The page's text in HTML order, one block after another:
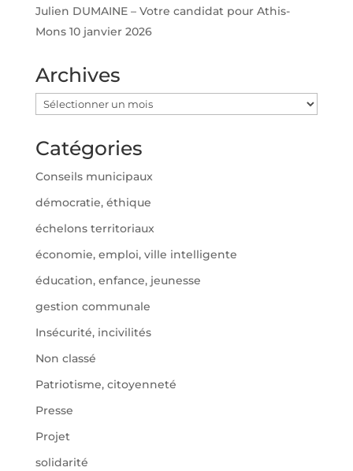
Julien DUMAINE – Votre candidat pour Athis-
Mons 10 janvier 2026
Archives
Archives
Catégories
Conseils municipaux
démocratie, éthique
échelons territoriaux
économie, emploi, ville intelligente
éducation, enfance, jeunesse
gestion communale
Insécurité, incivilités
Non classé
Patriotisme, citoyenneté
Presse
Projet
solidarité